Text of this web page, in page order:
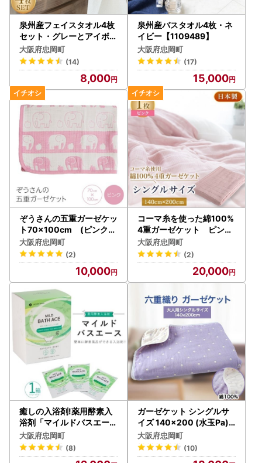
泉州産フェイスタオル4枚
セット・グレーとアイボリ
ー【1082361】
大阪府忠岡町
(14)
8,000
泉州産バスタオル4枚・ネ
イビー【1109489】
大阪府忠岡町
(17)
15,000
ぞうさんの五重ガーゼケッ
ト70×100cm (ピンク)
【1051179】
大阪府忠岡町
(2)
10,000
コーマ糸を使った綿100%
4重ガーゼケット ピンク
【1052955】
大阪府忠岡町
(2)
20,000
癒しの入浴剤!薬用酵素入
浴剤「マイルドバスエース
」1箱(25g×30包)【1116
956】
大阪府忠岡町
(8)
ガーゼケット シングルサ
イズ 140×200 (水玉Pa)
【1078347】
大阪府忠岡町
(10)